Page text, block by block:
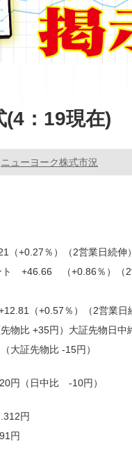
(4：19現在)
ニューヨーク株式市況
（+0.27％）（2営業日続伸
ト +46.66 （+0.86％）（2
（+0.57％）（2営業日
物比 +35円）大証先物日
大証先物比 -15円）
円（日中比 -10円）
円
円